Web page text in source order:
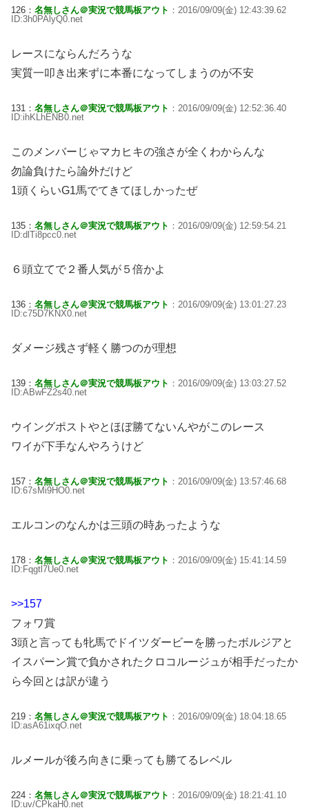
126： 名無しさん＠実況で競馬板アウト ：2016/09/09(金) 12:43:39.62
ID:3h0PAlyQ0.net
レースにならんだろうな
実質一叩き出来ずに本番になってしまうのが不安
131： 名無しさん＠実況で競馬板アウト ：2016/09/09(金) 12:52:36.40
ID:ihKLhENB0.net
このメンバーじゃマカヒキの強さが全くわからんな
勿論負けたら論外だけど
1頭くらいG1馬でてきてほしかったぜ
135： 名無しさん＠実況で競馬板アウト ：2016/09/09(金) 12:59:54.21
ID:dlTi8pcc0.net
６頭立てで２番人気が５倍かよ
136： 名無しさん＠実況で競馬板アウト ：2016/09/09(金) 13:01:27.23
ID:c75D7KNX0.net
ダメージ残さず軽く勝つのが理想
139： 名無しさん＠実況で競馬板アウト ：2016/09/09(金) 13:03:27.52
ID:ABwFZ2s40.net
ウイングポストやとほぼ勝てないんやがこのレース
ワイが下手なんやろうけど
157： 名無しさん＠実況で競馬板アウト ：2016/09/09(金) 13:57:46.68
ID:67sMi9HO0.net
エルコンのなんかは三頭の時あったような
178： 名無しさん＠実況で競馬板アウト ：2016/09/09(金) 15:41:14.59
ID:Fqgtl7Ue0.net
>>157
フォワ賞
3頭と言っても牝馬でドイツダービーを勝ったボルジアと
イスパーン賞で負かされたクロコルージュが相手だったか
ら今回とは訳が違う
219： 名無しさん＠実況で競馬板アウト ：2016/09/09(金) 18:04:18.65
ID:asA61ixqO.net
ルメールが後ろ向きに乗っても勝てるレベル
224： 名無しさん＠実況で競馬板アウト ：2016/09/09(金) 18:21:41.10
ID:uv/CPkaH0.net